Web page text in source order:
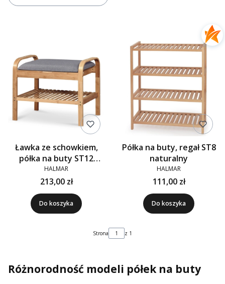
Ławka ze schowkiem,
półka na buty ST12
szara, bambus
HALMAR
213,00 zł
Do koszyka
Półka na buty, regał ST8
naturalny
HALMAR
111,00 zł
Do koszyka
Strona z 1
Różnorodność modeli półek na buty